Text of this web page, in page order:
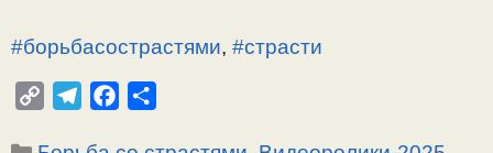
#борьбасострастями, #страсти